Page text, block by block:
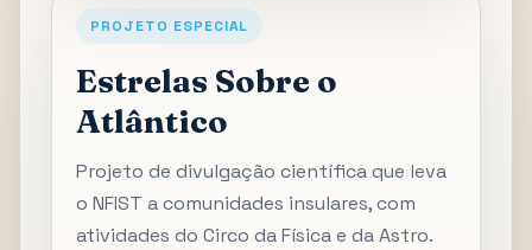
PROJETO ESPECIAL
Estrelas Sobre o
Atlântico
Projeto de divulgação científica que leva
o NFIST a comunidades insulares, com
atividades do Circo da Física e da Astro.